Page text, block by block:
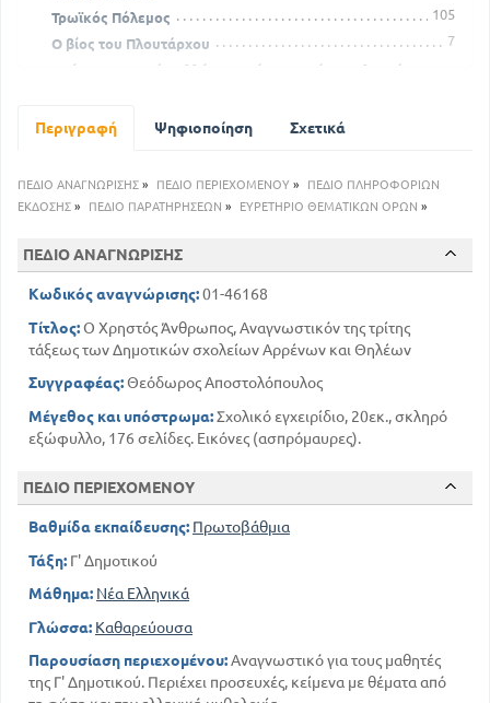
Τρωϊκός Πόλεμος
105
Ο βίος του Πλουτάρχου
7
Νεότερων σοφών Ελλήνων κρίσεις περί του Πλουτάρχου
Θεμιστοκλέους - Αρετές Αριστείδου
Περιγραφή Ψηφιοποίηση Σχετικά
ΠΕΔΙΟ ΑΝΑΓΝΩΡΙΣΗΣ » ΠΕΔΙΟ ΠΕΡΙΕΧΟΜΕΝΟΥ »
ΠΕΔΙΟ ΠΛΗΡΟΦΟΡΙΩΝ
ΕΚΔΟΣΗΣ » ΠΕΔΙΟ ΠΑΡΑΤΗΡΗΣΕΩΝ » ΕΥΡΕΤΗΡΙΟ ΘΕΜΑΤΙΚΩΝ ΟΡΩΝ »
ΠΕΔΙΟ ΑΝΑΓΝΩΡΙΣΗΣ
Κωδικός αναγνώρισης:01-46168
Τίτλος:Ο Χρηστός Άνθρωπος, Αναγνωστικόν της τρίτης
τάξεως των Δημοτικών σχολείων Αρρένων και Θηλέων
Συγγραφέας:Θεόδωρος Αποστολόπουλος
Μέγεθος και υπόστρωμα:Σχολικό εγχειρίδιο, 20εκ., σκληρό
εξώφυλλο, 176 σελίδες. Εικόνες (ασπρόμαυρες).
ΠΕΔΙΟ ΠΕΡΙΕΧΟΜΕΝΟΥ
Βαθμίδα εκπαίδευσης: Πρωτοβάθμια
Τάξη: Γ' Δημοτικού
Μάθημα: Νέα Ελληνικά
Γλώσσα: Καθαρεύουσα
Παρουσίαση περιεχομένου:Αναγνωστικό για τους μαθητές
της Γ' Δημοτικού. Περιέχει προσευχές, κείμενα με θέματα από